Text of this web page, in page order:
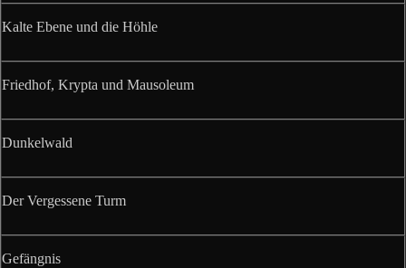
Kalte Ebene und die Höhle
Friedhof, Krypta und Mausoleum
Dunkelwald
Der Vergessene Turm
Gefängnis